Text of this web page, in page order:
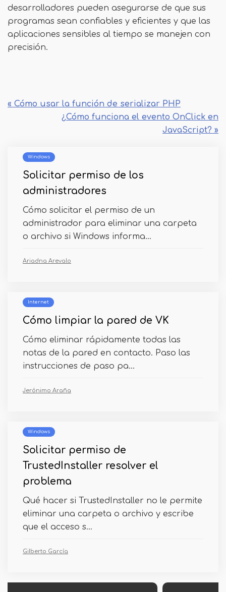
desarrolladores pueden asegurarse de que sus
programas sean confiables y eficientes y que las
aplicaciones sensibles al tiempo se manejen con
precisión.
« Cómo usar la función de serializar PHP
¿Cómo funciona el evento OnClick en
JavaScript? »
Windows
Solicitar permiso de los
administradores
Cómo solicitar el permiso de un
administrador para eliminar una carpeta
o archivo si Windows informa...
Ariadna Arevalo
Internet
Cómo limpiar la pared de VK
Cómo eliminar rápidamente todas las
notas de la pared en contacto. Paso las
instrucciones de paso pa...
Jerónimo Araña
Windows
Solicitar permiso de
TrustedInstaller resolver el
problema
Qué hacer si TrustedInstaller no le permite
eliminar una carpeta o archivo y escribe
que el acceso s...
Gilberto García